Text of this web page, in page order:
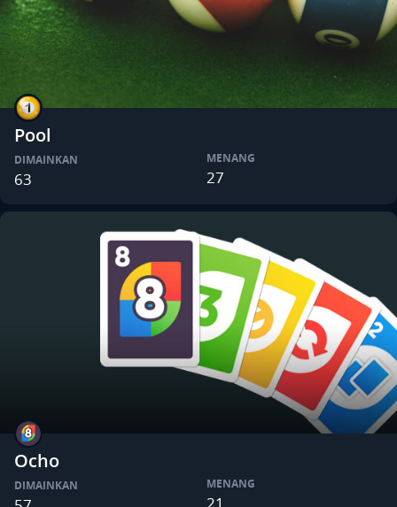
Pool
DIMAINKAN
63
MENANG
27
Ocho
DIMAINKAN MENANG